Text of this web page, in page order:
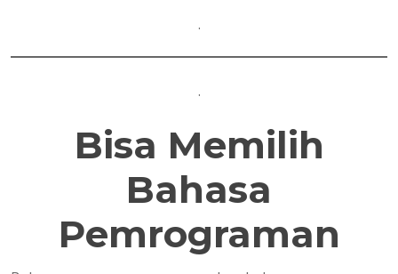
.
.
Bisa Memilih
Bahasa
Pemrograman